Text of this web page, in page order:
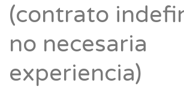
(contrato
no necesaria
experiencia)